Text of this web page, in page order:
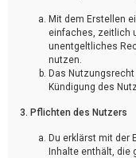
Mit dem Erstellen
einfaches, zeitlich
unentgeltliches
nutzen.
Das Nutzungsrecht
Kündigung des
3. Pflichten des Nutzers
Du erklärst mit der
Inhalte enthält, die